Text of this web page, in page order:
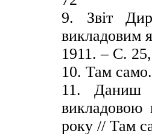
9. Звіт
викладовим
1911. – С.
10. Там
11. Даниш
викладовою
року // Там